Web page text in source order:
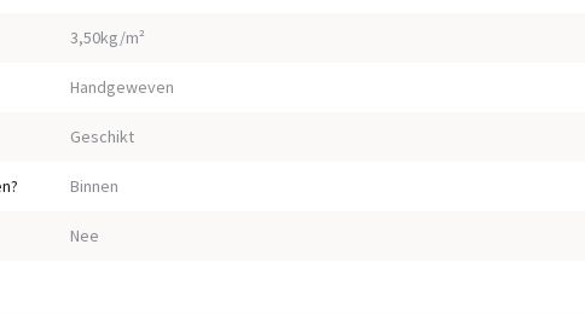
3,50kg/m²
Handgeweven
Geschikt
Binnen
Nee